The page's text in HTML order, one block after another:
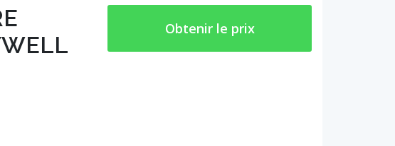
Obtenir le prix